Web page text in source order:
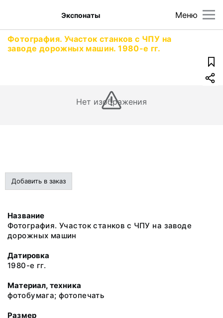
Меню
Экспонаты
Фотография. Участок станков с ЧПУ на
заводе дорожных машин. 1980-е гг.
Нет изображения
Добавить в заказ
Название
Фотография. Участок станков с ЧПУ на заводе
дорожных машин
Датировка
1980-е гг.
Материал, техника
фотобумага; фотопечать
Размер